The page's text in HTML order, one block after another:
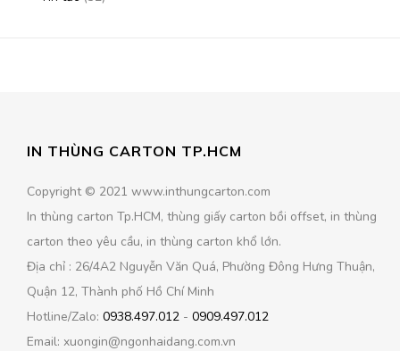
IN THÙNG CARTON TP.HCM
Copyright © 2021 www.inthungcarton.com
In thùng carton Tp.HCM, thùng giấy carton bồi offset, in thùng
carton theo yêu cầu, in thùng carton khổ lớn.
Địa chỉ : 26/4A2 Nguyễn Văn Quá, Phường Đông Hưng Thuận,
Quận 12, Thành phố Hồ Chí Minh
Hotline/Zalo: 0938.497.012 - 0909.497.012
Email: xuongin@ngonhaidang.com.vn